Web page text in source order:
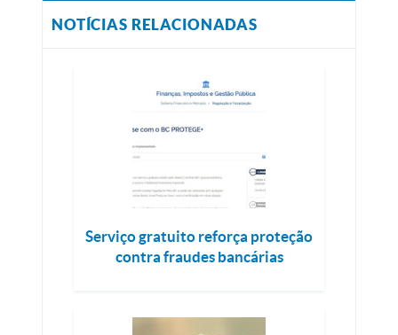
NOTÍCIAS RELACIONADAS
Serviço gratuito reforça proteção
contra fraudes bancárias